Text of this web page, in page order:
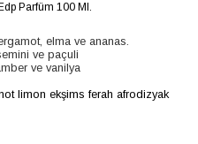
Parfüm 100 Ml.
elma ve ananas.
ve paçuli
ve vanilya
limon ekşims ferah afrodizyak